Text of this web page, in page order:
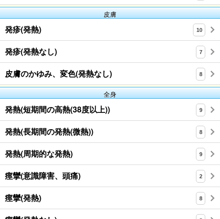
皮膚
発疹(発熱) 10
発疹(発熱なし) 7
皮膚のかゆみ、変色(発熱なし) 8
全身
発熱(短期間の高熱(38度以上)) 9
発熱(長期間の発熱(微熱)) 8
発熱(周期的な発熱) 9
痙攣(意識障害、頭痛) 2
痙攣(発熱) 8